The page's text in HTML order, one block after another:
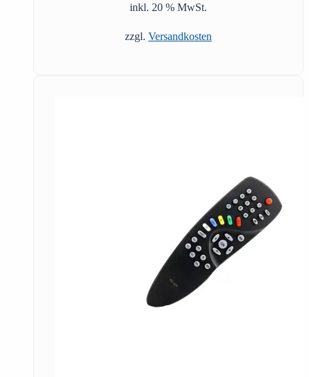
inkl. 20 % MwSt.
zzgl. Versandkosten